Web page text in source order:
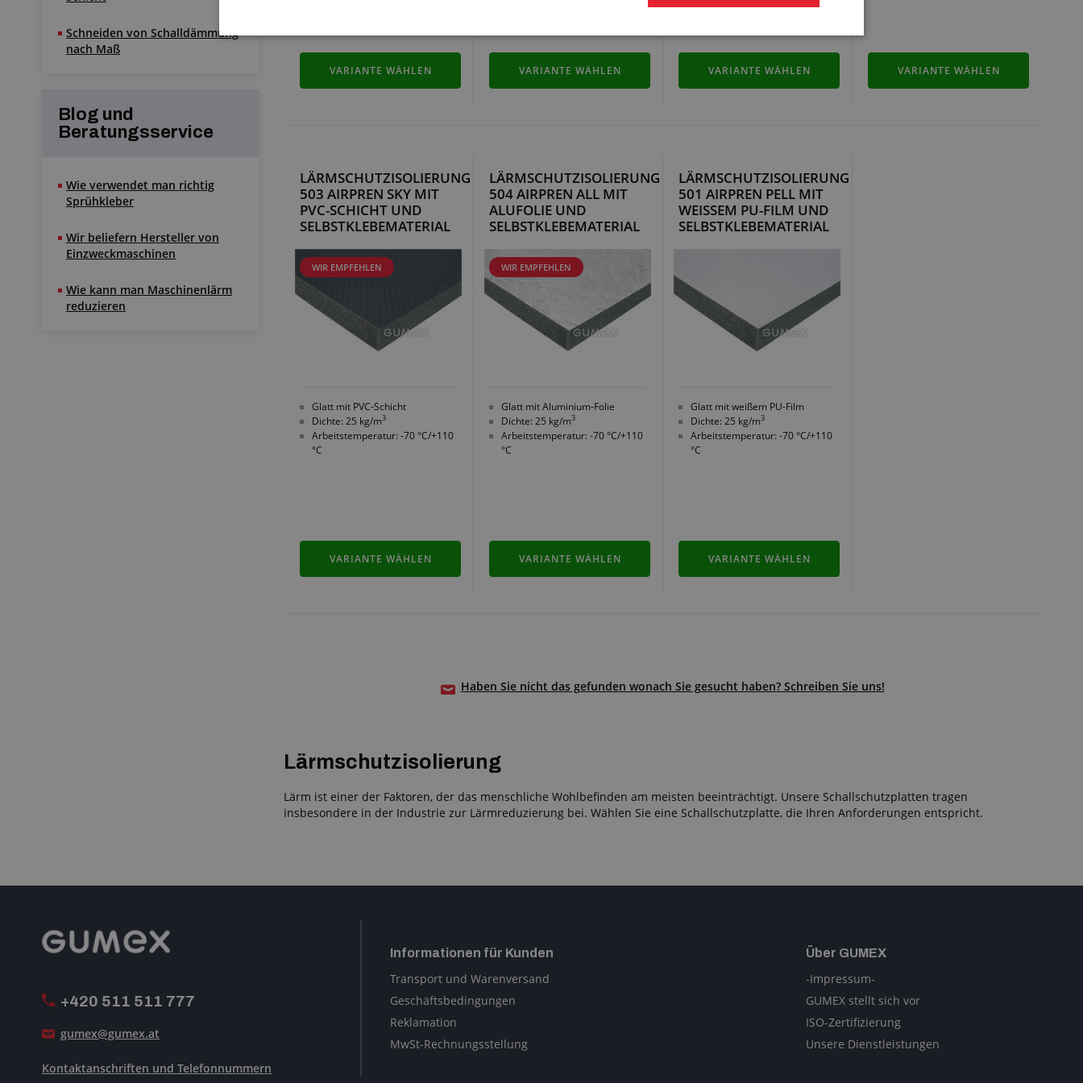
Schneiden von Schalldämmung
nach Maß
Blog und
Beratungsservice
Wie verwendet man richtig
Sprühkleber
Wir beliefern Hersteller von
Einzweckmaschinen
Wie kann man Maschinenlärm
reduzieren
VARIANTE WÄHLEN VARIANTE WÄHLEN VARIANTE WÄHLEN VARIANTE WÄHLEN
LÄRMSCHUTZISOLIERUNG
503 AIRPREN SKY MIT
PVC-SCHICHT UND
SELBSTKLEBEMATERIAL
WIR EMPFEHLEN
Glatt mit PVC-Schicht
Dichte: 25 kg/m3
Arbeitstemperatur: -70 °C/+110
°C
VARIANTE WÄHLEN
LÄRMSCHUTZISOLIERUNG
504 AIRPREN ALL MIT
ALUFOLIE UND
SELBSTKLEBEMATERIAL
WIR EMPFEHLEN
Glatt mit Aluminium-Folie
Dichte: 25 kg/m3
Arbeitstemperatur: -70 °C/+110
°C
VARIANTE WÄHLEN
LÄRMSCHUTZISOLIERUNG
501 AIRPREN PELL MIT
WEISSEM PU-FILM UND
SELBSTKLEBEMATERIAL
Glatt mit weißem PU-Film
Dichte: 25 kg/m3
Arbeitstemperatur: -70 °C/+110
°C
VARIANTE WÄHLEN
Haben Sie nicht das gefunden wonach Sie gesucht haben? Schreiben Sie uns!
Lärmschutzisolierung
Lärm ist einer der Faktoren, der das menschliche Wohlbefinden am meisten beeinträchtigt. Unsere Schallschutzplatten tragen
insbesondere in der Industrie zur Lärmreduzierung bei. Wählen Sie eine Schallschutzplatte, die Ihren Anforderungen entspricht.
+420 511 511 777
gumex@gumex.at
Kontaktanschriften und Telefonnummern
Informationen für Kunden
Transport und Warenversand
Geschäftsbedingungen
Reklamation
MwSt-Rechnungsstellung
Über GUMEX
-Impressum-
GUMEX stellt sich vor
ISO-Zertifizierung
Unsere Dienstleistungen